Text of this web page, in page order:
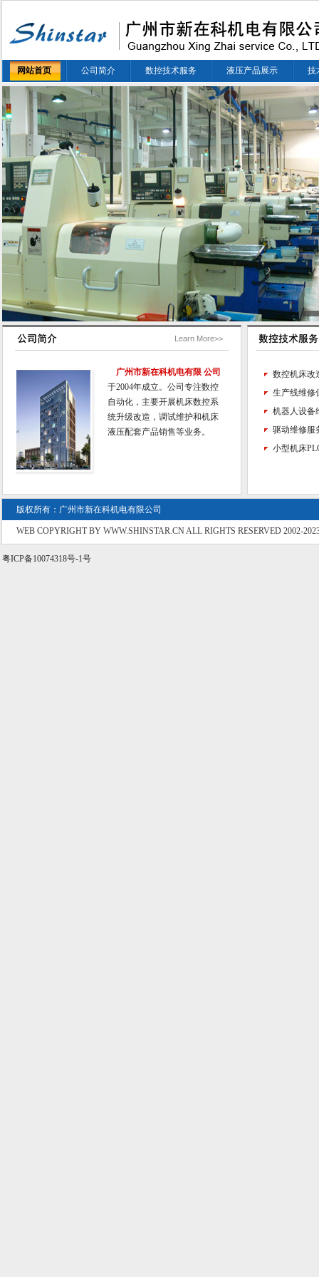
网站首页 公司简介 数控技术服务 液压产品展示 技
Learn More>>
广州市新在科机电有限 公司
于2004年成立。公司专注数控
自动化，主要开展机床数控系
统升级改造，调试维护和机床
液压配套产品销售等业务。
数控机床改
生产线维修
机器人设备
驱动维修服
小型机床
版权所有：广州市新在科机电有限公司
WEB COPYRIGHT BY WWW.SHINSTAR.CN ALL RIGHTS RESERVED 2002-
粤ICP备10074318号-1号